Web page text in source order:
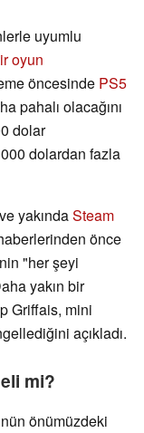
uyumlu
oyun
öncesinde PS5
pahalı olacağını
dolar
dolardan fazla
yakındaSteam
önce
"her şeyi
yakın bir
Griffais, mini
açıkladı.
mi?
önümüzdeki